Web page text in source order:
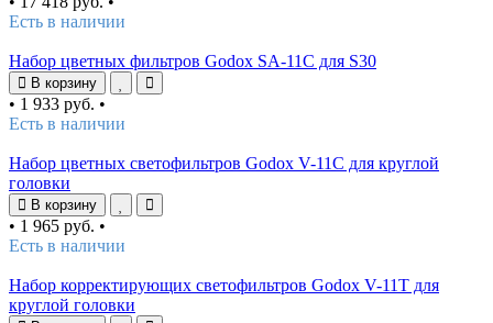
Есть в наличии
Набор цветных фильтров Godox SA-11C для S30
В корзину
• 1 933 руб. •
Есть в наличии
Набор цветных светофильтров Godox V-11C для круглой
головки
В корзину
• 1 965 руб. •
Есть в наличии
Набор корректирующих светофильтров Godox V-11T для
круглой головки